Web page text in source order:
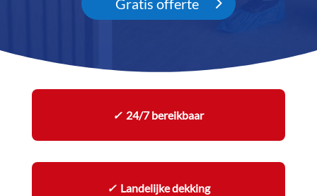
Gratis offerte
✓24/7 bereikbaar
✓ Landelijke dekking